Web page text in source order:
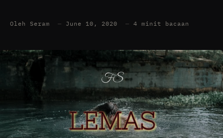
Oleh Seram — June 10, 2020 — 4 minit bacaan